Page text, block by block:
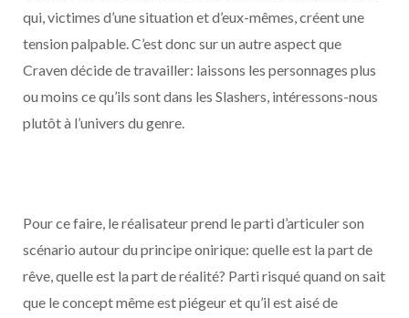
qui, victimes d’une situation et d’eux-mêmes, créent une
tension palpable. C’est donc sur un autre aspect que
Craven décide de travailler: laissons les personnages plus
ou moins ce qu’ils sont dans les Slashers, intéressons-nous
plutôt à l’univers du genre.
Pour ce faire, le réalisateur prend le parti d’articuler son
scénario autour du principe onirique: quelle est la part de
rêve, quelle est la part de réalité? Parti risqué quand on sait
que le concept même est piégeur et qu’il est aisé de